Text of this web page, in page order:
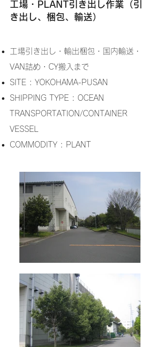
工場・PLANT引き出し作業（引
き出し、梱包、輸送）
工場引き出し・輸出梱包・国内輸送・
VAN詰め・CY搬入まで
SITE : YOKOHAMA-PUSAN
SHIPPING TYPE : OCEAN
TRANSPORTATION/CONTAINER
VESSEL
COMMODITY : PLANT